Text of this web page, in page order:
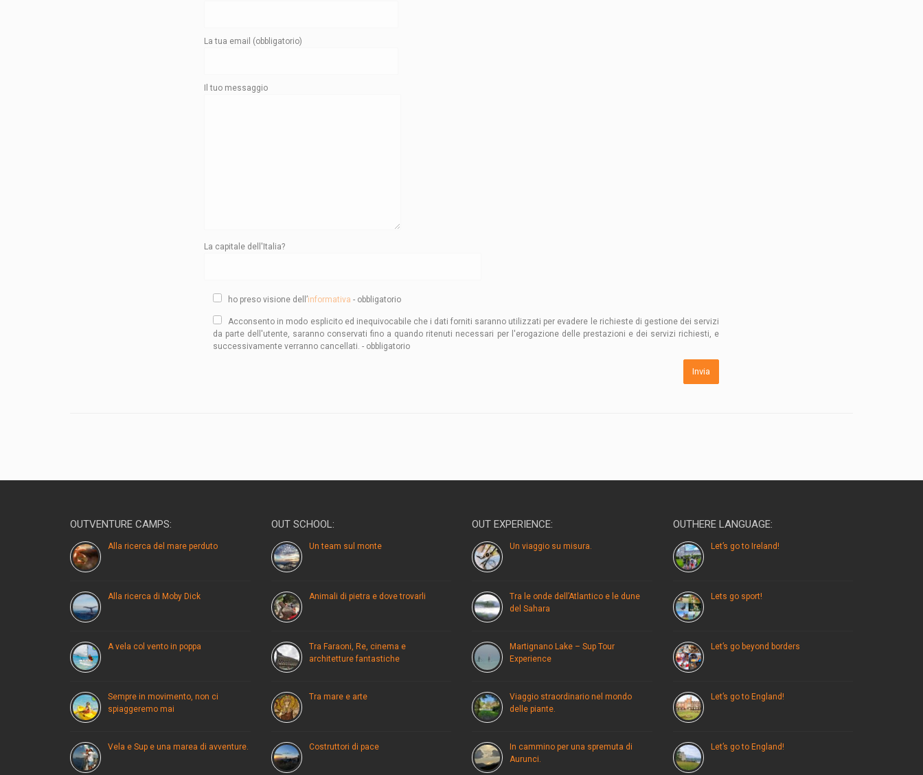
La tua email (obbligatorio)
Il tuo messaggio
La capitale dell'Italia?
ho preso visione dell’informativa - obbligatorio
Acconsento in modo esplicito ed inequivocabile che i dati forniti saranno utilizzati per evadere le richieste di gestione dei servizi
da parte dell'utente, saranno conservati fino a quando ritenuti necessari per l'erogazione delle prestazioni e dei servizi richiesti, e
successivamente verranno cancellati. - obbligatorio
OUTVENTURE CAMPS:
Alla ricerca del mare perduto
Alla ricerca di Moby Dick
A vela col vento in poppa
Sempre in movimento, non ci
spiaggeremo mai
Vela e Sup e una marea di avventure.
OUT SCHOOL:
Un team sul monte
Animali di pietra e dove trovarli
Tra Faraoni, Re, cinema e
architetture fantastiche
Tra mare e arte
Costruttori di pace
OUT EXPERIENCE:
Un viaggio su misura.
Tra le onde dell’Atlantico e le dune
del Sahara
Martignano Lake – Sup Tour
Experience
Viaggio straordinario nel mondo
delle piante.
In cammino per una spremuta di
Aurunci.
OUTHERE LANGUAGE:
Let’s go to Ireland!
Lets go sport!
Let’s go beyond borders
Let’s go to England!
Let’s go to England!